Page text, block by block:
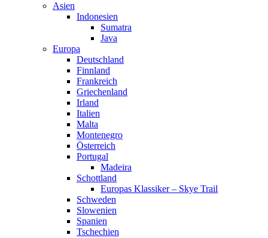
Asien
Indonesien
Sumatra
Java
Europa
Deutschland
Finnland
Frankreich
Griechenland
Irland
Italien
Malta
Montenegro
Österreich
Portugal
Madeira
Schottland
Europas Klassiker – Skye Trail
Schweden
Slowenien
Spanien
Tschechien